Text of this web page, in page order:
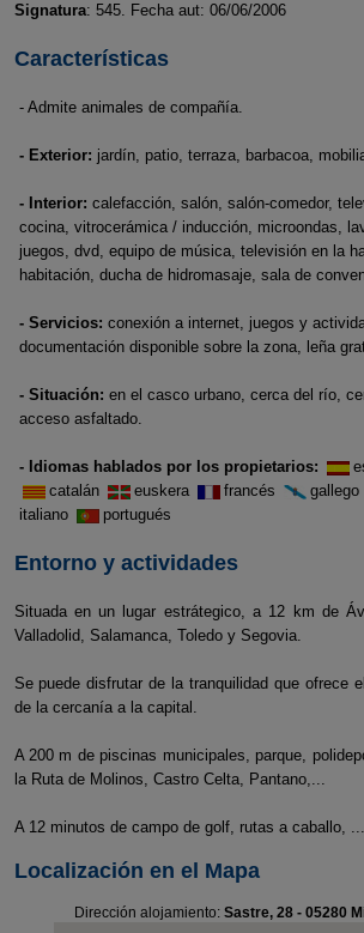
Signatura: 545. Fecha aut: 06/06/2006
Características
- Admite animales de compañía.
- Exterior: jardín, patio, terraza, barbacoa,
- Interior: calefacción, salón, salón-comedor,
cocina, vitrocerámica / inducción, microondas,
juegos, dvd, equipo de música, televisión en la
habitación, ducha de hidromasaje, sala de
- Servicios: conexión a internet, juegos y
documentación disponible sobre la zona, leña
- Situación: en el casco urbano, cerca del río,
acceso asfaltado.
- Idiomas hablados por los propietarios:
catalán
euskera francés gallego
italiano
portugués
Entorno y actividades
Situada en un lugar estrátegico, a 12 km de
Valladolid, Salamanca, Toledo y Segovia.
Se puede disfrutar de la tranquilidad que ofrece
de la cercanía a la capital.
A 200 m de piscinas municipales, parque,
la Ruta de Molinos, Castro Celta, Pantano,...
A 12 minutos de campo de golf, rutas a caballo, ...
Localización en el Mapa
Dirección alojamiento: Sastre, 28 - 05280